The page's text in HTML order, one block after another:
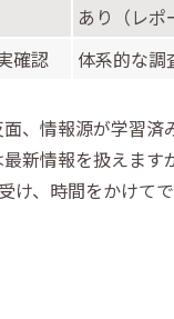
あり（レポ
確認 体系的な調
、情報源が学習済
新情報を扱えます
け、時間をかけて